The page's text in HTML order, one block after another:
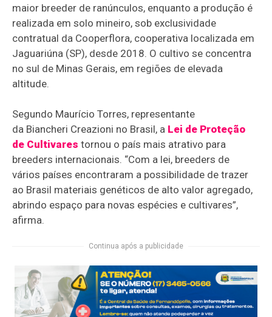
maior breeder de ranúnculos, enquanto a produção é
realizada em solo mineiro, sob exclusividade
contratual da Cooperflora, cooperativa localizada em
Jaguariúna (SP), desde 2018. O cultivo se concentra
no sul de Minas Gerais, em regiões de elevada
altitude.
Segundo Maurício Torres, representante
da Biancheri Creazioni no Brasil, a Lei de Proteção
de Cultivares tornou o país mais atrativo para
breeders internacionais. “Com a lei, breeders de
vários países encontraram a possibilidade de trazer
ao Brasil materiais genéticos de alto valor agregado,
abrindo espaço para novas espécies e cultivares”,
afirma.
Continua após a publicidade